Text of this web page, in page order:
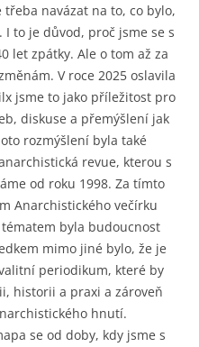
na­vázat na to, co bylo,
I to je důvod, proč jsme se s
let zpátky. Ale o tom až za
V roce 2025 oslavila
jsme to jako příležitost pro
diskuse a přemýšlení jak
rozmýšlení byla také
revue, kterou s
od roku 1998. Za tímto
Anarchistického večírku
byla budoucnost
mimo jiné bylo, že je
periodikum, které by
historii a praxi a zároveň
hnutí.
se od doby, kdy jsme s